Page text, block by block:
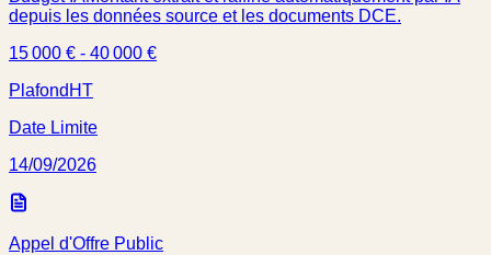
depuis les données source et les documents DCE.
15 000 € - 40 000 €
Plafond HT
Date Limite
14/09/2026
Appel d'Offre Public